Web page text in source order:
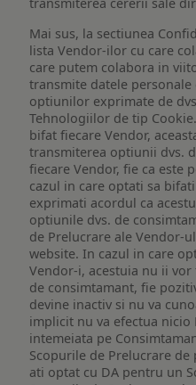
transmiterea cererii sale
Mai sus, la sectiunea
lista Vendor-ilor cu care
care putem colabora in
transmite datele
optiunilor exprimate de
Tehnologiilor de tip
bifat fiecare Vendor,
transmiterea optiunii dvs.
fiecare Vendor, fie ca este
cazul in care optati sa
exprimati acordul ca
optiunile dvs. de
de Prelucrare ale Vendor-
website. In cazul in care
Vendor-i, acestuia nu ii
de consimtamant, fie
devine inactiv si nu va
implicit nu va efectua nicio
intemeiata pe
Scopurile de Prelucrare de
ati optat cu DA pentru un